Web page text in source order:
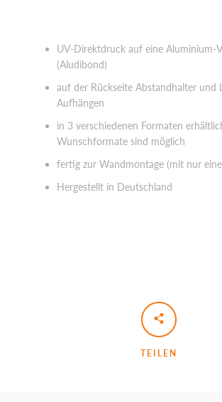
UV-Direktdruck auf eine Aluminium-
(Aludibond)
auf der Rückseite Abstandhalter und
Aufhängen
in 3 verschiedenen Formaten
Wunschformate sind möglich
fertig zur Wandmontage (mit nur
Hergestellt in Deutschland
TEILEN